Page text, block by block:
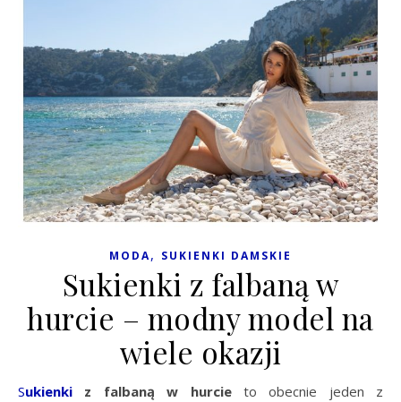
MODA, SUKIENKI DAMSKIE
Sukienki z falbaną w
hurcie – modny model na
wiele okazji
Sukienki z falbaną w hurcieto obecnie jeden z